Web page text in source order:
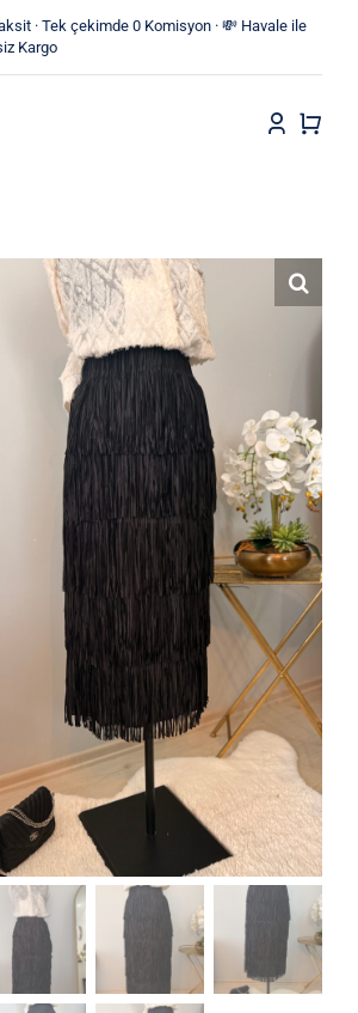
· Tek çekimde 0 Komisyon · 💸 Havale ile
Kargo